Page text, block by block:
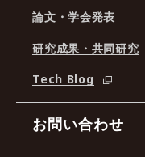
論文・学会発表
研究成果・共同研究
Tech Blog
お問い合わせ